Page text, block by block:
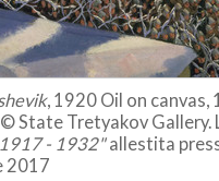
, 1920 Oil on canvas,
State Tretyakov Gallery.
- 1932"allestita
2017